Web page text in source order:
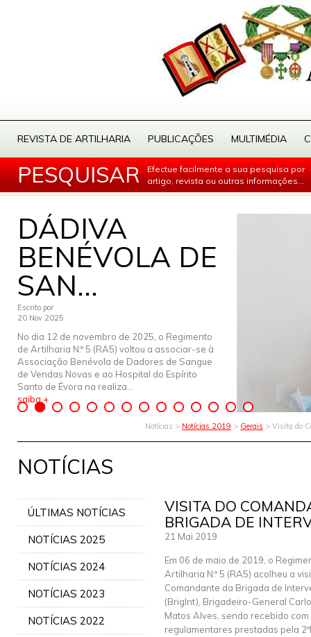
REVISTA DE ARTILHARIA PUBLICAÇÕES MULTIMÉDIA
PESQUISAR
Efectue facilmente a sua pesquisa por
artigo, revista ou outras informações...
DÁDIVA
BENÉVOLA DE
SAN...
Escrito por
20 Nov 2025
No dia 12 de novembro de 2025, o Regimento
de Artilharia N.º 5 (RA5) voltou a associar-se à
Associação Benévola de Dadores de Sangue
de Vendas Novas e ao Hospital do Espírito
Santo de Évora na realiza...
saiba +
Notícias > Notícias 2019 > Gerais > Visita do
NOTÍCIAS
ÚLTIMAS NOTÍCIAS
NOTÍCIAS 2025
NOTÍCIAS 2024
NOTÍCIAS 2023
NOTÍCIAS 2022
VISITA DO
BRIGADA DE
21 Mai 2019
Em 06 de maio de 2019, o
Artilharia N.º 5 (RA5) acolheu a
Comandante da Brigada de
(BrigInt), Brigadeiro-General
Matos Alves, sendo recebido
regulamentares prestadas pela